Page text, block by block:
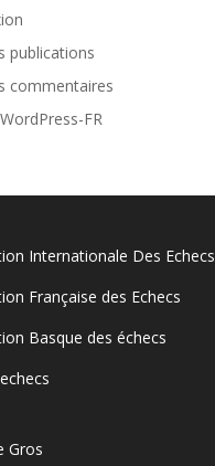
publications
commentaires
FR
Internationale Des Echecs
Française des Echecs
Basque des échecs
Gros